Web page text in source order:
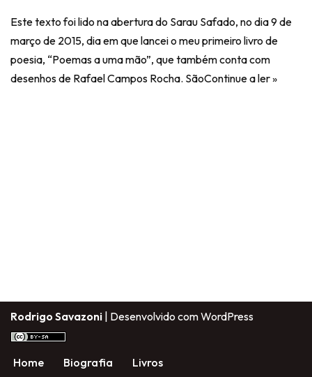
Este texto foi lido na abertura do Sarau Safado, no dia 9 de
março de 2015, dia em que lancei o meu primeiro livro de
poesia, “Poemas a uma mão”, que também conta com
desenhos de Rafael Campos Rocha. SãoContinue a ler »
Rodrigo Savazoni | Desenvolvido comWordPress
Home Biografia Livros